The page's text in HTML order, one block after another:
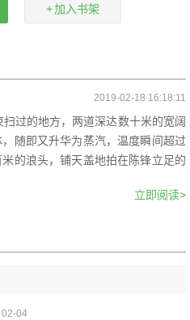
加入书架
2019-02-18 16:18:11
过的地方，两道深达数十米的宽阔
随即又升华为蒸汽，温度瞬间超过
的浪头，铺天盖地拍在陈锋立足的
立即阅读>
02-04